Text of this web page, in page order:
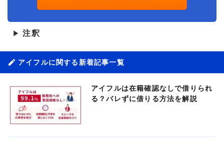
▶ 注釈
アイフルに関する新着記事一覧
アイフルは在籍確認なしで借りられ
る？バレずに借りる方法を解説